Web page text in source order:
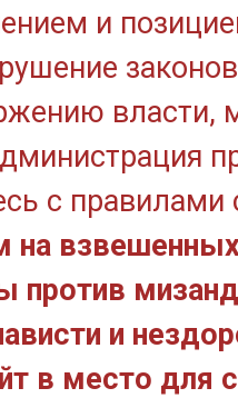
и
власти,
с правилами
против
и
в место для